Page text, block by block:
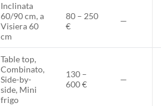
Inclinata
60/90 cm, a
Visiera 60
cm
80 – 250
€
—
Table top,
Combinato,
Side-by-
side, Mini
frigo
130 –
600 €
—